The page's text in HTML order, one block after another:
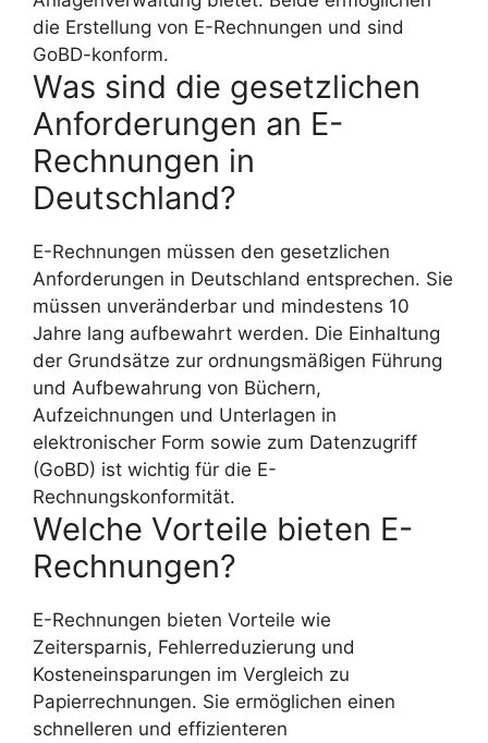
die Erstellung von E-Rechnungen und sind
GoBD-konform.
Was sind die gesetzlichen
Anforderungen an E-
Rechnungen in
Deutschland?
E-Rechnungen müssen den gesetzlichen
Anforderungen in Deutschland entsprechen. Sie
müssen unveränderbar und mindestens 10
Jahre lang aufbewahrt werden. Die Einhaltung
der Grundsätze zur ordnungsmäßigen Führung
und Aufbewahrung von Büchern,
Aufzeichnungen und Unterlagen in
elektronischer Form sowie zum Datenzugriff
(GoBD) ist wichtig für die E-
Rechnungskonformität.
Welche Vorteile bieten E-
Rechnungen?
E-Rechnungen bieten Vorteile wie
Zeitersparnis, Fehlerreduzierung und
Kosteneinsparungen im Vergleich zu
Papierrechnungen. Sie ermöglichen einen
schnelleren und effizienteren